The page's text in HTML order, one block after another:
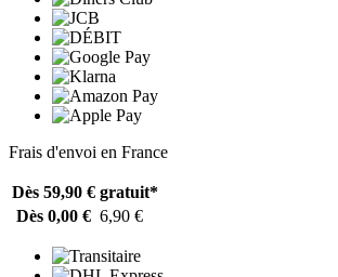
Frais d'envoi en France
Dès 59,90 € gratuit*
Dès 0,00 € 6,90 €